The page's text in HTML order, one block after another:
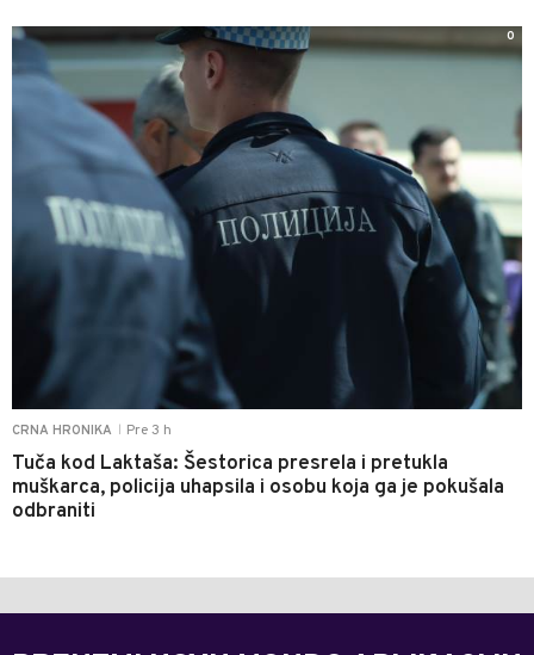
CRNA HRONIKA Pre 3 h
Tuča kod Laktaša: Šestorica presrela i pretukla
muškarca, policija uhapsila i osobu koja ga je pokušala
odbraniti
0